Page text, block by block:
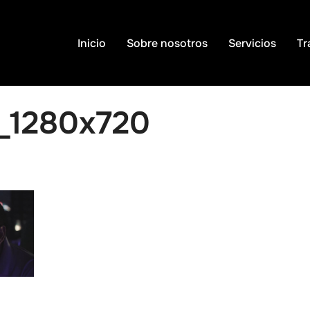
Inicio Sobre nosotros Servicios